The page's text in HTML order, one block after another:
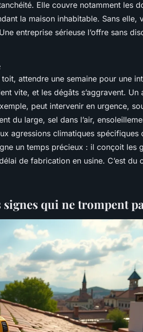
Elle couvre notamment les
la maison inhabitable. Sans elle,
entreprise sérieuse l’offre sans
attendre une semaine pour une
vite, et les dégâts s’aggravent. Un
peut intervenir en urgence,
du large, sel dans l’air,
agressions climatiques spécifiques
un temps précieux : il conçoit les
de fabrication en usine. C’est du
qui ne trompent